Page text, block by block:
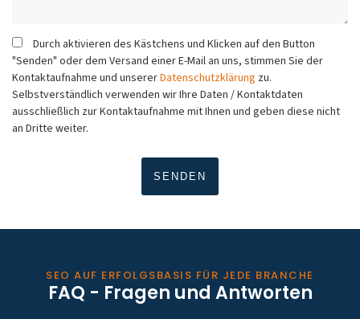
Durch aktivieren des Kästchens und Klicken auf den Button
"Senden" oder dem Versand einer E-Mail an uns, stimmen Sie der
Kontaktaufnahme und unsererDatenschutzklärung zu.
Selbstverständlich verwenden wir Ihre Daten / Kontaktdaten
ausschließlich zur Kontaktaufnahme mit Ihnen und geben diese nicht
an Dritte weiter.
SEO AUF ERFOLGSBASIS FÜR JEDE BRANCHE
FAQ - Fragen und Antworten